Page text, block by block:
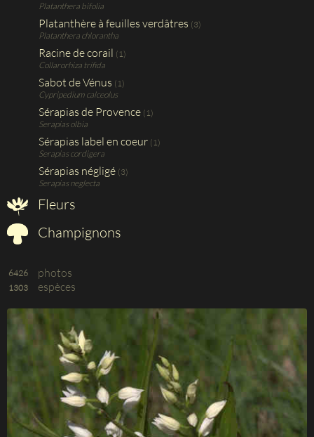
Platanthera bifolia
Platanthère à feuilles verdâtres (3)
Platanthera chlorantha
Racine de corail (1)
Collarorhiza trifida
Sabot de Vénus (1)
Cypripedium calceolus
Sérapias de Provence (1)
Serapias olbia
Sérapias label en coeur (1)
Serapias cordigera
Sérapias négligé (3)
Serapias neglecta
Fleurs
Champignons
6426 photos
1303 espèces